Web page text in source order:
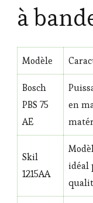
à
Modèle
Bosch
PBS 75
AE
en
Skil
1215AA
idéal